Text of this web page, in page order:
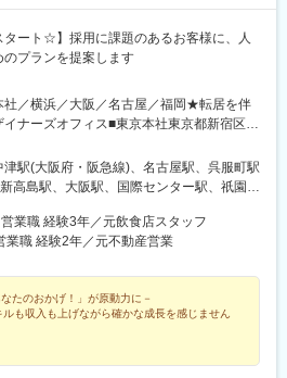
タート☆】採用に課題のあるお客様に、人
プランを提案します
／横浜／大阪／名古屋／福岡★転居を伴
ナーズオフィス■東京本社東京都新宿区西
ビルディング4F／13F／16F／18F／20F■
ープン神奈川県横浜市西区高島1-1-2横浜
大阪支社大阪府大阪市北区大淀中1-1-30梅
駅2-27-8名古屋プライムセントラルタワ
11月増床移転福岡県福岡市博多区上呉服
駅(大阪府・阪急線)、名古屋駅、呉服町駅
高島駅、大阪駅、国際センター駅、祇園駅
業職 経験3年／元飲食店スタッフ
業職 経験2年／元不動産営業
なたのおかげ！」が原動力に－
ルも収入も上げながら確かな成長を感じません